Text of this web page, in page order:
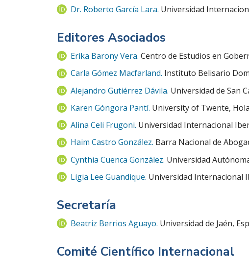
Dr. Roberto García Lara. Universidad
Editores Asociados
Erika Barony Vera. Centro de Estudios en
Carla Gómez Macfarland. Instituto Belisario
Alejandro Gutiérrez Dávila. Universidad de San
Karen Góngora Pantí. University of Twente,
Alina Celi Frugoni. Universidad Internacional
Haim Castro González. Barra Nacional de
Cynthia Cuenca González. Universidad
Ligia Lee Guandique. Universidad Internacional
Secretaría
Beatriz Berrios Aguayo. Universidad de Jaén,
Comité Científico Internacional